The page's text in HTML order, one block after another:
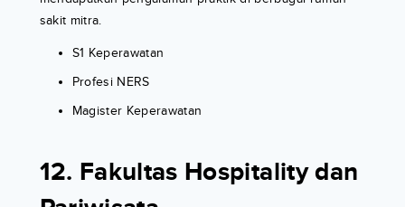
sakit mitra.
S1 Keperawatan
Profesi NERS
Magister Keperawatan
12. Fakultas Hospitality dan